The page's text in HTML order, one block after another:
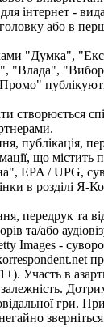
інтернет -
або в
"Думка",
"Влада",
створюється
публікація,
що містить
EPA / UPG,
в розділі Я-
передрук та
та/або
Images - суворо
Участь в
гри.